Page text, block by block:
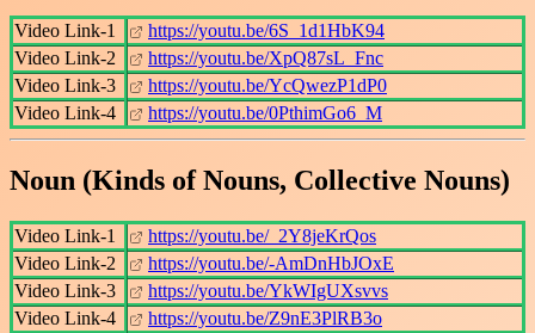
Video Link-1
https://youtu.be/6S_1d1HbK94
Video Link-2
https://youtu.be/XpQ87sL_Fnc
Video Link-3
https://youtu.be/YcQwezP1dP0
Video Link-4
https://youtu.be/0PthimGo6_M
Noun (Kinds of Nouns, Collective Nouns)
Video Link-1
https://youtu.be/_2Y8jeKrQos
Video Link-2
https://youtu.be/-AmDnHbJOxE
Video Link-3
https://youtu.be/YkWIgUXsvvs
Video Link-4
https://youtu.be/Z9nE3PlRB3o